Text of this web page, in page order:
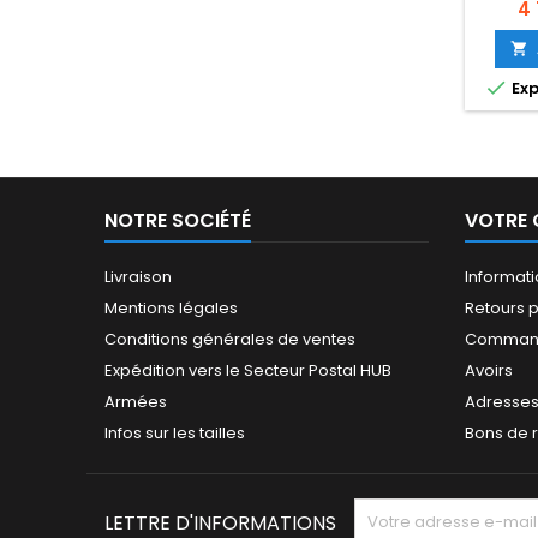
Une
4


NOTRE SOCIÉTÉ
Livraison
Mentions légales
Conditions générales de ventes
Expédition vers le Secteur Postal HUB
Armées
Infos sur les tailles
VOTRE
Retours
Avoirs
Adresses
Bons de
LETTRE D'INFORMATIONS